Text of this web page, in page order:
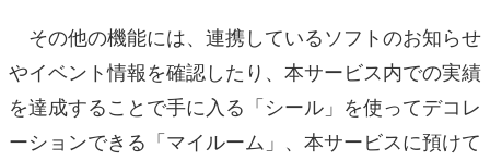
その他の機能には、連携しているソフトのお知らせ
やイベント情報を確認したり、本サービス内での実績
を達成することで手に入る「シール」を使ってデコレ
ーションできる「マイルーム」、本サービスに預けて